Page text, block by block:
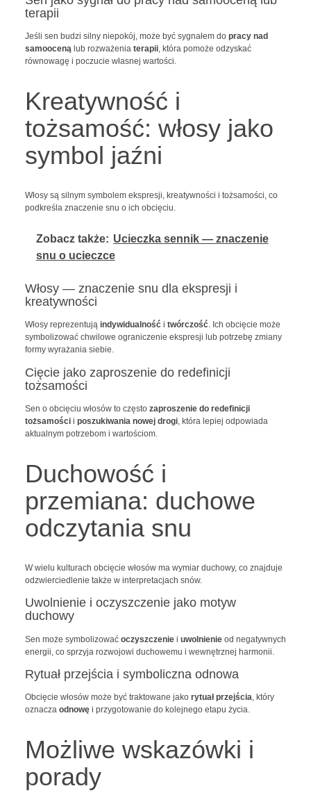
terapii
Jeśli sen budzi silny niepokój, może być sygnałem do pracy nad
samoocenąlub rozważenia terapii, która pomoże odzyskać
równowagę i poczucie własnej wartości.
Kreatywność i
tożsamość: włosy jako
symbol jaźni
Włosy są silnym symbolem ekspresji, kreatywności i tożsamości, co
podkreśla znaczenie snu o ich obcięciu.
Zobacz także: Ucieczka sennik — znaczenie
snu o ucieczce
Włosy — znaczenie snu dla ekspresji i
kreatywności
Włosy reprezentują indywidualnośći twórczość. Ich obcięcie może
symbolizować chwilowe ograniczenie ekspresji lub potrzebę zmiany
formy wyrażania siebie.
Cięcie jako zaproszenie do redefinicji
tożsamości
Sen o obcięciu włosów to często zaproszenie do redefinicji
tożsamościi poszukiwania nowej drogi, która lepiej odpowiada
aktualnym potrzebom i wartościom.
Duchowość i
przemiana: duchowe
odczytania snu
W wielu kulturach obcięcie włosów ma wymiar duchowy, co znajduje
odzwierciedlenie także w interpretacjach snów.
Uwolnienie i oczyszczenie jako motyw
duchowy
Sen może symbolizować oczyszczeniei uwolnienieod negatywnych
energii, co sprzyja rozwojowi duchowemu i wewnętrznej harmonii.
Rytuał przejścia i symboliczna odnowa
Obcięcie włosów może być traktowane jako rytuał przejścia, który
oznacza odnowęi przygotowanie do kolejnego etapu życia.
Możliwe wskazówki i
porady